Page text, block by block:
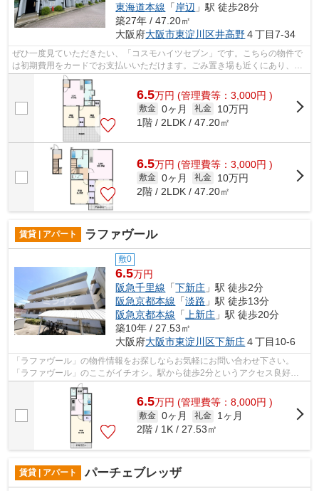
東海道本線 「 岸辺 」駅 徒歩28分
築27年 / 47.20㎡
大阪府大阪市東淀川区井高野４丁目7-34
ぜひ一度見ていただきたい、「コスモハイツセブン」です。こちらの物件で
は初期費用をカードでお支払いいただけます。ごみ置き場も近くにあり、使
い勝手もいいです。電車でのアクセス...
6.5万円 (管理費等：3,000円 )
敷金 0ヶ月 礼金
10万円
1階 / 2LDK / 47.20㎡
6.5万円 (管理費等：3,000円 )
敷金 0ヶ月 礼金
10万円
2階 / 2LDK / 47.20㎡
賃貸 | アパート ラファヴール
敷0
6.5万円
阪急千里線 「下新庄 」駅 徒歩2分
阪急京都本線 「淡路 」駅 徒歩13分
阪急京都本線 「 上新庄 」駅 徒歩20分
築10年 / 27.53㎡
大阪府大阪市東淀川区下新庄４丁目10-6
「ラファヴール」の物件情報をお探しならお気軽にお問い合わせ下さい。
「ラファヴール」のここがイチオシ。駅から徒歩2分というアクセス良好な
駅近物件はいかがですか。こちらの物件は...
6.5万円 (管理費等：8,000円 )
敷金 0ヶ月 礼金
1ヶ月
2階 / 1K / 27.53㎡
賃貸 | アパート パーチェブレッザ